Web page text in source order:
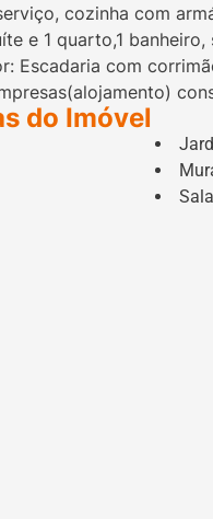
cozinha com
e 1 quarto,1
Escadaria com
do Imóvel